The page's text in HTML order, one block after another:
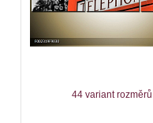
44 variant rozměrů